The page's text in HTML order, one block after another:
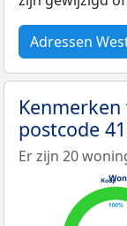
Adressen
postcode
Er zijn 20